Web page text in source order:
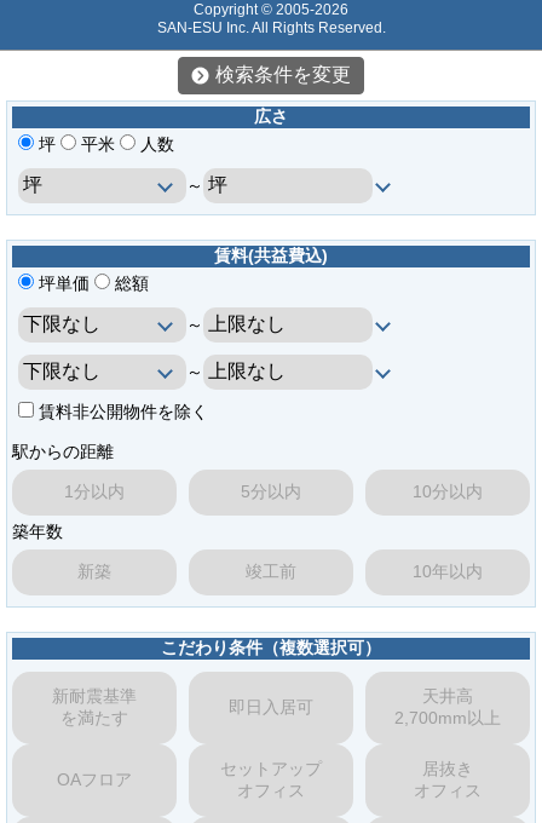
検索条件を変更
広さ
坪
平米 人数
～
賃料(共益費込)
坪単価
総額
～
～
賃料非公開物件を除く
駅からの距離
1分以内 5分以内 10分以内
築年数
新築 竣工前 10年以内
こだわり条件（複数選択可）
新耐震基準
を満たす
即日入居可
天井高
2,700mm以上
OAフロア
セットアップ
オフィス
居抜き
オフィス
Copyright © 2005-2026
SAN-ESU Inc. All Rights Reserved.